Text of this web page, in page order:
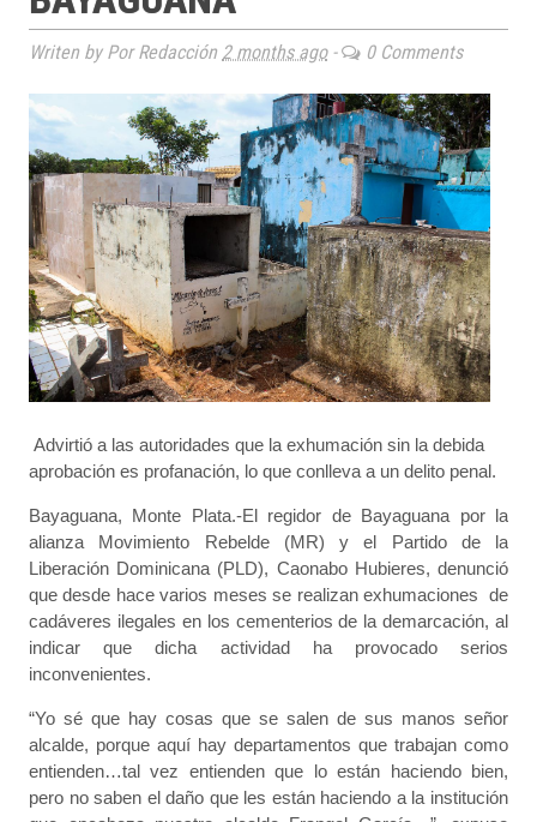
Writen by Por Redacción 2 months ago- 0 Comments
Advirtió a las autoridades que la exhumación sin la debida
aprobación es profanación, lo que conlleva a un delito penal.
Bayaguana, Monte Plata.-El regidor de Bayaguana por la
alianza Movimiento Rebelde (MR) y el Partido de la
Liberación Dominicana (PLD), Caonabo Hubieres, denunció
que desde hace varios meses se realizan exhumaciones de
cadáveres ilegales en los cementerios de la demarcación, al
indicar que dicha actividad ha provocado serios
inconvenientes.
“Yo sé que hay cosas que se salen de sus manos señor
alcalde, porque aquí hay departamentos que trabajan como
entienden…tal vez entienden que lo están haciendo bien,
pero no saben el daño que les están haciendo a la institución